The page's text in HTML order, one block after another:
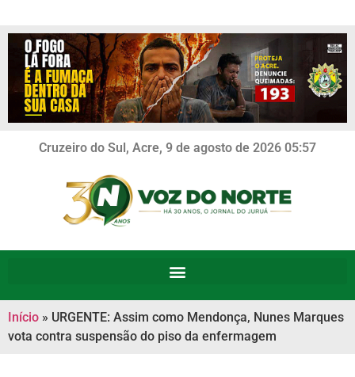
Cruzeiro do Sul, Acre, 9 de agosto de 2026 05:57
Início » URGENTE: Assim como Mendonça, Nunes Marques
vota contra suspensão do piso da enfermagem